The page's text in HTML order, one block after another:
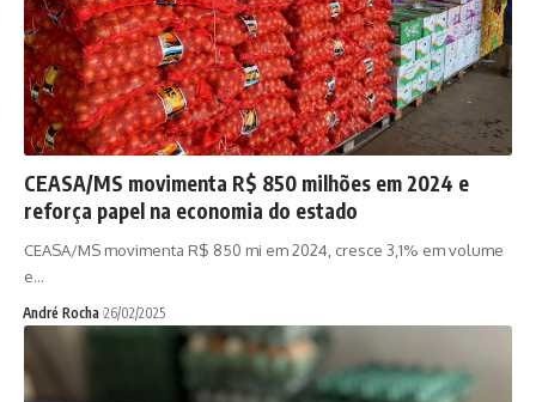
CEASA/MS movimenta R$ 850 milhões em 2024 e
reforça papel na economia do estado
CEASA/MS movimenta R$ 850 mi em 2024, cresce 3,1% em volume
e…
André Rocha 26/02/2025